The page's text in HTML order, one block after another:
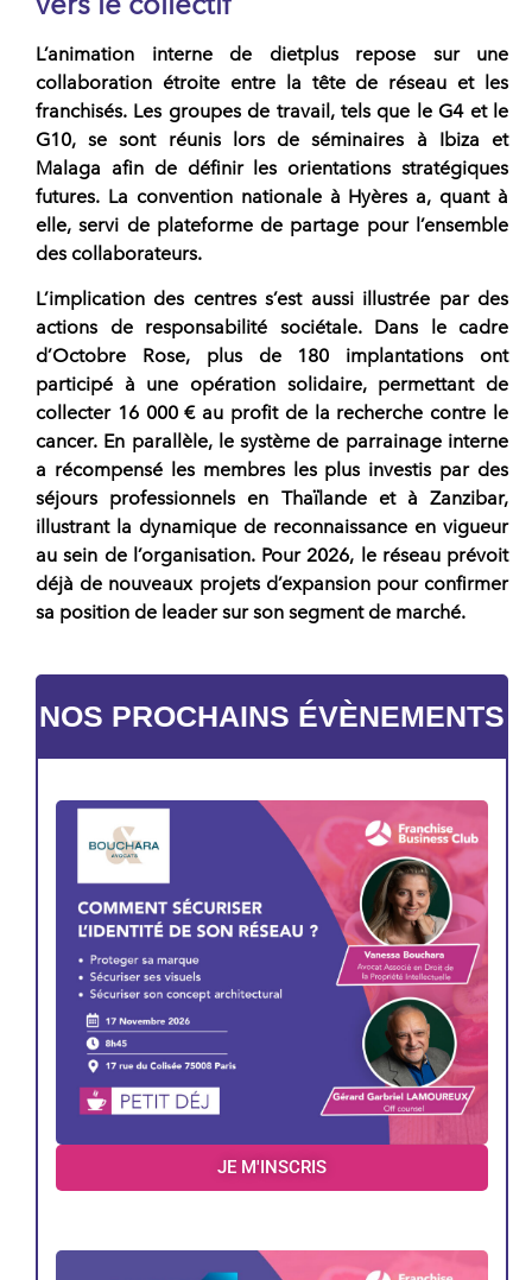
L’animation interne de dietplusrepose sur une
collaboration étroite entre la tête de réseau et les
franchisés. Les groupes de travail, tels que le G4et le
G10, se sont réunis lors de séminaires à Ibiza et
Malaga afin de définir les orientations stratégiques
futures. La convention nationaleà Hyères a, quant à
elle, servi de plateforme de partage pour l’ensemble
des collaborateurs.
L’implication des centres s’est aussi illustrée par des
actions de responsabilité sociétale. Dans le cadre
d’Octobre Rose, plus de 180 implantations ont
participé à une opération solidaire, permettant de
collecter 16 000 € au profit de la recherche contre le
cancer. En parallèle, le système de parrainage interne
a récompensé les membres les plus investis par des
séjours professionnels en Thaïlande et à Zanzibar,
illustrant la dynamique de reconnaissance en vigueur
au sein de l’organisation. Pour 2026, le réseauprévoit
déjà de nouveaux projets d’expansion pour confirmer
sa position de leader sur son segment de marché.
NOS PROCHAINS ÉVÈNEMENTS
JE M'INSCRIS